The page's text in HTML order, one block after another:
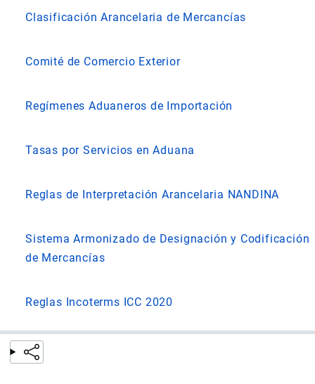
Clasificación Arancelaria de Mercancías
Comité de Comercio Exterior
Regímenes Aduaneros de Importación
Tasas por Servicios en Aduana
Reglas de Interpretación Arancelaria NANDINA
Sistema Armonizado de Designación y Codificación
de Mercancías
Reglas Incoterms ICC 2020